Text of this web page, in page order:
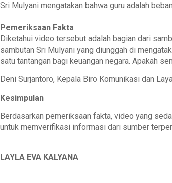
Sri Mulyani mengatakan bahwa guru adalah
Pemeriksaan Fakta
Diketahui video tersebut adalah bagian dari
sambutan Sri Mulyani yang diunggah di
satu tantangan bagi keuangan negara. Apakah
Deni Surjantoro, Kepala Biro Komunikasi dan
Kesimpulan
Berdasarkan pemeriksaan fakta, video yang
untuk memverifikasi informasi dari sumber
LAYLA EVA KALYANA